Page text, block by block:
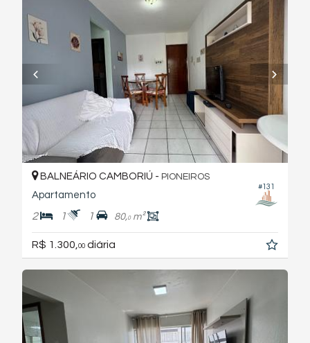
#131
BALNEÁRIO CAMBORIÚ - PIONEIROS
Apartamento
2 1 1 80,0m²
R$ 1.300, 00 diária